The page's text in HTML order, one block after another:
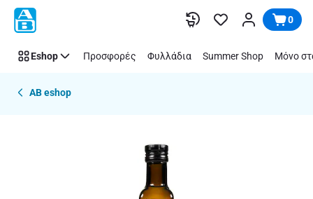
Παράλειψη 0
Eshop Προσφορές Φυλλάδια Summer Shop Μόνο
AB eshop